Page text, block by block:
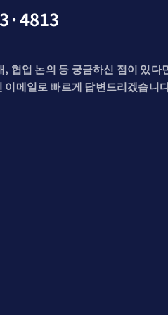
, 협업 논의 등 궁금하신 점이 있다
이메일로 빠르게 답변드리겠습니